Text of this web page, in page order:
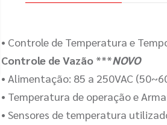
• Controle de Temperatura e
Controle de Vazão ***NOVO
• Alimentação: 85 a 250VAC
• Temperatura de operação e
• Sensores de temperatura